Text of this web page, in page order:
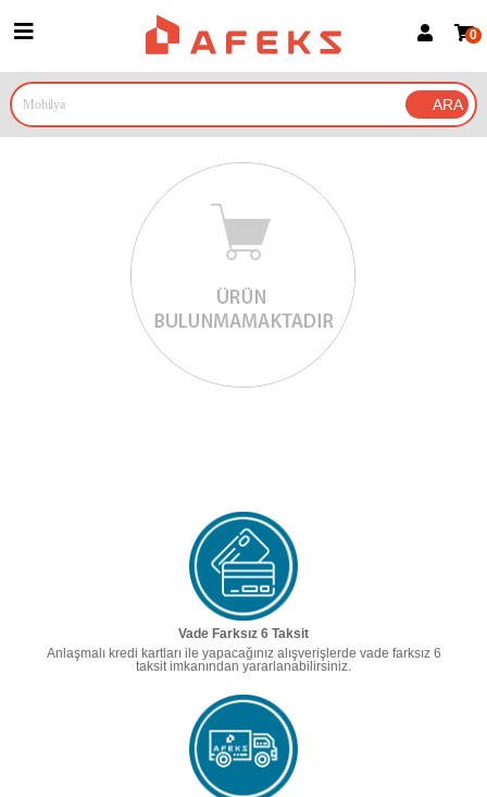
Google İle Bağlan
0
Vade Farksız 6 Taksit
Anlaşmalı kredi kartları ile yapacağınız alışverişlerde vade farksız 6
taksit imkanından yararlanabilirsiniz.